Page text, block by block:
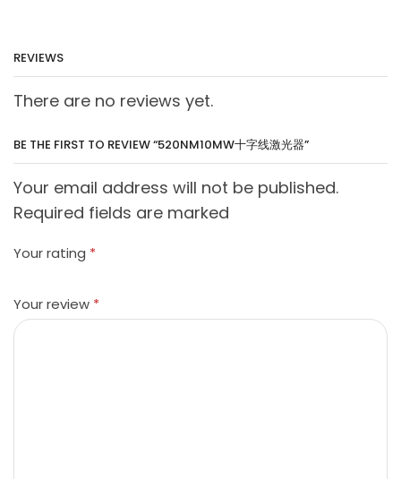
REVIEWS
There are no reviews yet.
BE THE FIRST TO REVIEW “520NM10MW十字线激光器”
Your email address will not be published.
Required fields are marked
Your rating *
Your review *